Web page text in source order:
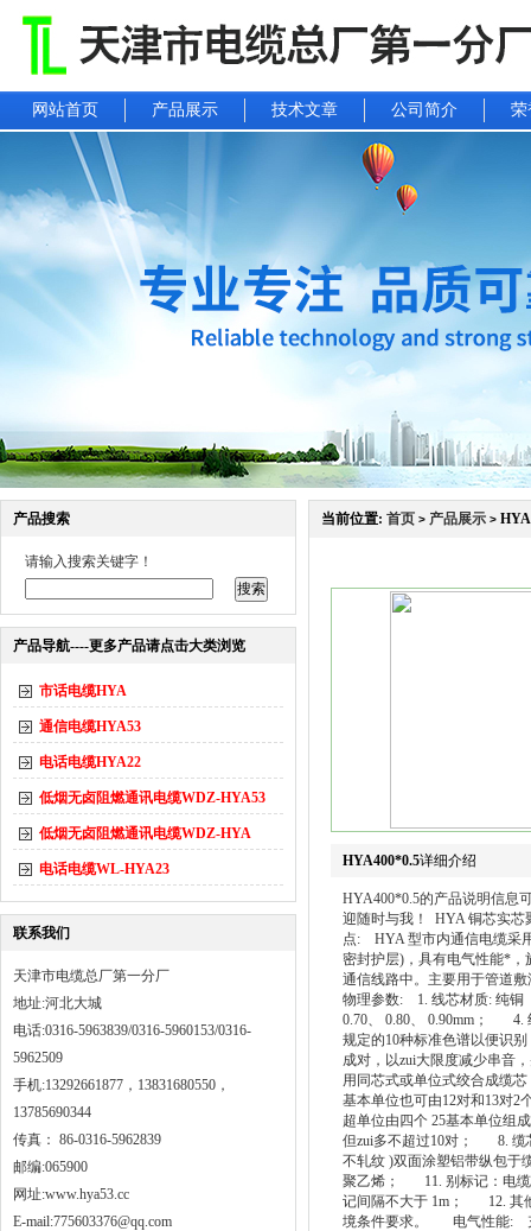
网站首页 产品展示 技术文章 公司简介 荣
产品搜索
请输入搜索关键字！
产品导航----更多产品请点击大类浏览
市话电缆HYA
通信电缆HYA53
电话电缆HYA22
低烟无卤阻燃通讯电缆WDZ-HYA53
低烟无卤阻燃通讯电缆WDZ-HYA
电话电缆WL-HYA23
联系我们
天津市电缆总厂第一分厂
地址:河北大城
电话:0316-5963839/0316-5960153/0316-
5962509
手机:13292661877，13831680550，
13785690344
传真： 86-0316-5962839
邮编:065900
网址:www.hya53.cc
E-mail:775603376@qq.com
当前位置: 首页 > 产品展示 >
HYA400*0.5详细介绍
HYA400*0.5的产品说明信息
迎随时与我！ HYA 铜芯实
点: HYA 型市内通信电缆采
密封护层)，具有电气性能*
通信线路中。主要用于管
物理参数: 1. 线芯材质: 纯铜
0.70、 0.80、 0.90mm； 4.
规定的10种标准色谱以便识
成对，以zui大限度减少串音
用同芯式或单位式绞合成缆
基本单位也可由12对和13对2
超单位由四个 25基本单位组
但zui多不超过10对； 8. 缆
不轧纹 )双面涂塑铝带纵包
聚乙烯； 11. 别标记：电缆
记间隔不大于 1m； 12. 其
境条件要求。 电气性能: 充